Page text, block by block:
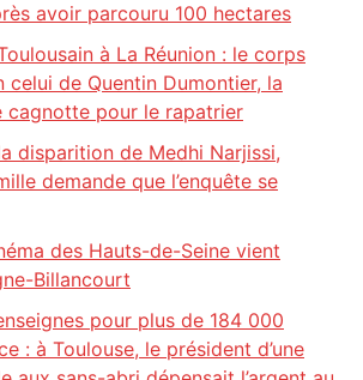
avoir parcouru 100 hectares
à La Réunion : le corps
celui de Quentin Dumontier, la
cagnotte pour le rapatrier
disparition de Medhi Narjissi,
demande que l’enquête se
des Hauts-de-Seine vient
Billancourt
pour plus de 184 000
: à Toulouse, le président d’une